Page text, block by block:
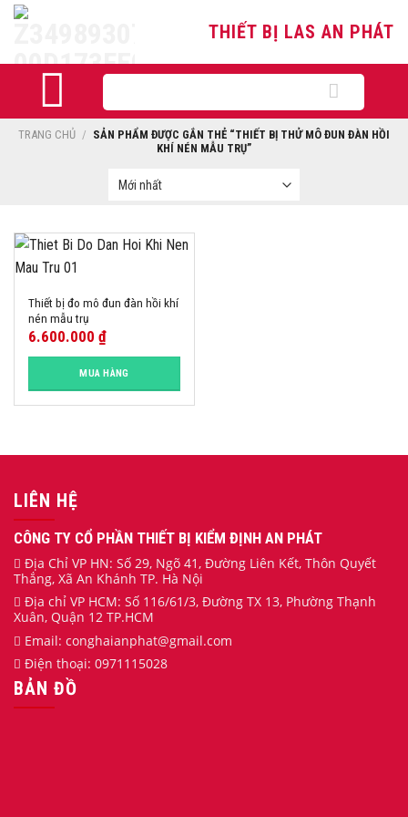
Skip
THIẾT BỊ LAS AN PHÁT
kiếm:
TRANG CHỦ / SẢN PHẨM ĐƯỢC GẮN THẺ “THIẾT BỊ THỬ MÔ ĐUN ĐÀN HỒI
KHÍ NÉN MẪU TRỤ”
Thiết bị đo mô đun đàn hồi khí
nén mẫu trụ
6.600.000 ₫
MUA HÀNG
LIÊN HỆ
CÔNG TY CỔ PHẦN THIẾT BỊ KIỂM ĐỊNH AN PHÁT
Địa Chỉ VP HN: Số 29, Ngõ 41, Đường Liên Kết, Thôn Quyết
Thắng, Xã An Khánh TP. Hà Nội
Địa chỉ VP HCM: Số 116/61/3, Đường TX 13, Phường Thạnh
Xuân, Quận 12 TP.HCM
Email: conghaianphat@gmail.com
Điện thoại: 0971115028
BẢN ĐỒ